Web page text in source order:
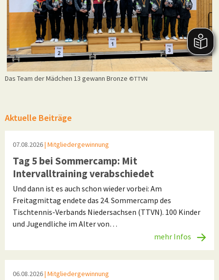
Das Team der Mädchen 13 gewann Bronze ©TTVN
Aktuelle Beiträge
07.08.2026| Mitgliedergewinnung
Tag 5 bei Sommercamp: Mit
Intervalltraining verabschiedet
Und dann ist es auch schon wieder vorbei: Am
Freitagmittag endete das 24. Sommercamp des
Tischtennis-Verbands Niedersachsen (TTVN). 100 Kinder
und Jugendliche im Alter von…
mehr Infos
06.08.2026| Mitgliedergewinnung